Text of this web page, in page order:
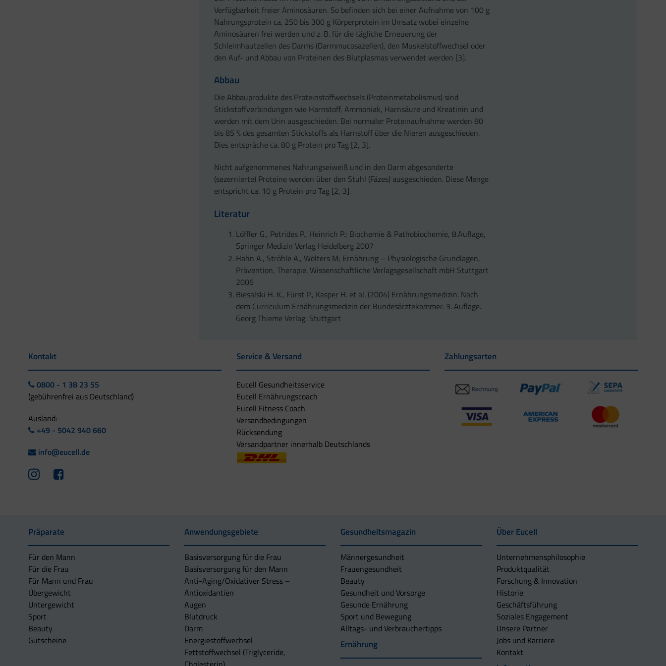
Verfügbarkeit freier Aminosäuren. So befinden sich bei einer Aufnahme von 100 g
Nahrungsprotein ca. 250 bis 300 g Körperprotein im Umsatz wobei einzelne
Aminosäuren frei werden und z. B. für die tägliche Erneuerung der
Schleimhautzellen des Darms (Darmmucosazellen), den Muskelstoffwechsel oder
den Auf- und Abbau von Proteinen des Blutplasmas verwendet werden [3].
Abbau
Die Abbauprodukte des Proteinstoffwechsels (Proteinmetabolismus) sind
Stickstoffverbindungen wie Harnstoff, Ammoniak, Harnsäure und Kreatinin und
werden mit dem Urin ausgeschieden. Bei normaler Proteinaufnahme werden 80
bis 85 % des gesamten Stickstoffs als Harnstoff über die Nieren ausgeschieden.
Dies entspräche ca. 80 g Protein pro Tag [2, 3].
Nicht aufgenommenes Nahrungseiweiß und in den Darm abgesonderte
(sezernierte) Proteine werden über den Stuhl (Fäzes) ausgeschieden. Diese Menge
entspricht ca. 10 g Protein pro Tag [2, 3].
Literatur
Löffler G., Petrides P., Heinrich P.; Biochemie & Pathobiochemie, 8.Auflage,
Springer Medizin Verlag Heidelberg 2007
Hahn A., Ströhle A., Wolters M; Ernährung – Physiologische Grundlagen,
Prävention, Therapie. Wissenschaftliche Verlagsgesellschaft mbH Stuttgart
2006
Biesalski H. K., Fürst P., Kasper H. et al. (2004) Ernährungsmedizin. Nach
dem Curriculum Ernährungsmedizin der Bundesärztekammer. 3. Auflage.
Georg Thieme Verlag, Stuttgart
Kontakt
0800 - 1 38 23 55
(gebührenfrei aus Deutschland)
Ausland:
+49 - 5042 940 660
info@eucell.de
Service & Versand
Eucell Gesundheitsservice
Eucell Ernährungscoach
Eucell Fitness Coach
Versandbedingungen
Rücksendung
Versandpartner innerhalb Deutschlands
Zahlungsarten
Präparate
Für den Mann
Für die Frau
Für Mann und Frau
Übergewicht
Untergewicht
Sport
Beauty
Gutscheine
Anwendungsgebiete
Basisversorgung für die Frau
Basisversorgung für den Mann
Anti-Aging/Oxidativer Stress –
Antioxidantien
Augen
Blutdruck
Darm
Energiestoffwechsel
Fettstoffwechsel (Triglyceride,
Gesundheitsmagazin
Männergesundheit
Frauengesundheit
Beauty
Gesundheit und Vorsorge
Gesunde Ernährung
Sport und Bewegung
Alltags- und Verbrauchertipps
Ernährung
Über Eucell
Unternehmens­philosophie
Produktqualität
Forschung & Innovation
Historie
Geschäftsführung
Soziales Engagement
Unsere Partner
Jobs und Karriere
Kontakt